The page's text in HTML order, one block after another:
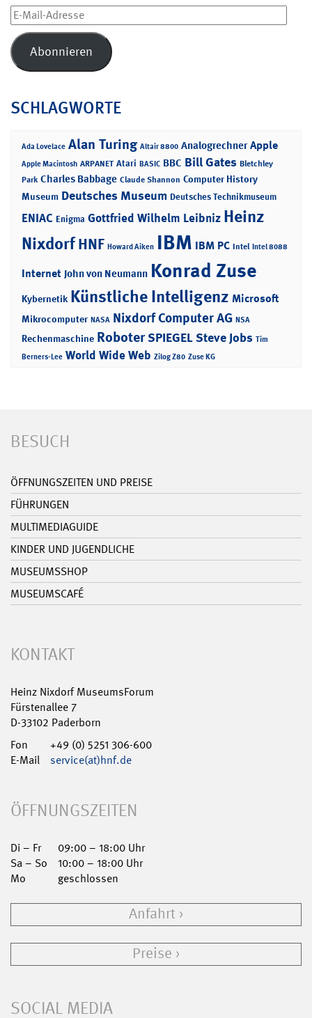
E-
Mail-
Adresse
Abonnieren
SCHLAGWORTE
Ada Lovelace Alan Turing Altair 8800 Analogrechner Apple
Apple Macintosh ARPANET Atari BASIC BBC Bill Gates Bletchley
Park Charles Babbage Claude Shannon Computer History
Museum Deutsches Museum Deutsches Technikmuseum
ENIAC Enigma Gottfried Wilhelm Leibniz Heinz
NixdorfHNF Howard Aiken IBM IBM PC Intel Intel 8088
Internet John von Neumann Konrad Zuse
Kybernetik Künstliche Intelligenz Microsoft
Mikrocomputer NASA Nixdorf Computer AG NSA
Rechenmaschine RoboterSPIEGELSteve Jobs Tim
Berners-Lee World Wide Web Zilog Z80 Zuse KG
BESUCH
ÖFFNUNGSZEITEN UND PREISE
FÜHRUNGEN
MULTIMEDIAGUIDE
KINDER UND JUGENDLICHE
MUSEUMSSHOP
MUSEUMSCAFÉ
KONTAKT
Heinz Nixdorf MuseumsForum
Fürstenallee 7
D-33102 Paderborn
Fon
+49 (0) 5251 306-600
E-Mail
service(at)hnf.de
ÖFFNUNGSZEITEN
Di – Fr
09:00 – 18:00 Uhr
Sa – So
10:00 – 18:00 Uhr
Mo
geschlossen
Anfahrt
Preise
SOCIAL MEDIA